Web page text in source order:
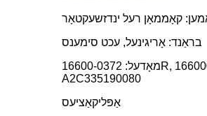
קאָממאָן רעל ינדזשעקטאָר
בראַנד: אָריגינעל, עכט סימענס
מאָדעל: 16600-0372R, 166000372R,
A2C335190080
אַפּליקאַציעס